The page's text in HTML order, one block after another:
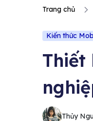
Trang chủ
Kiến thức
Thiết
Thủy